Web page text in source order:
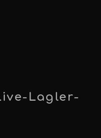
Lagler-